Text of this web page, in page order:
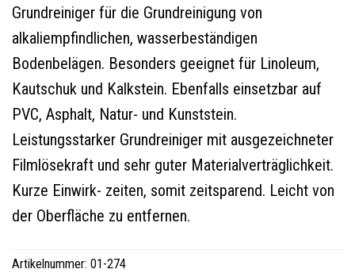
Grundreiniger für die Grundreinigung von
alkaliempfindlichen, wasserbeständigen
Bodenbelägen. Besonders geeignet für Linoleum,
Kautschuk und Kalkstein. Ebenfalls einsetzbar auf
PVC, Asphalt, Natur- und Kunststein.
Leistungsstarker Grundreiniger mit ausgezeichneter
Filmlösekraft und sehr guter Materialverträglichkeit.
Kurze Einwirk- zeiten, somit zeitsparend. Leicht von
der Oberfläche zu entfernen.
Artikelnummer: 01-274